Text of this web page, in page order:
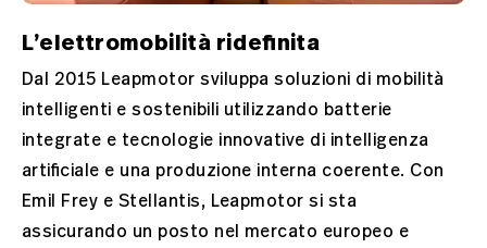
L’elettromobilità ridefinita
Dal 2015 Leapmotor sviluppa soluzioni di mobilità
intelligenti e sostenibili utilizzando batterie
integrate e tecnologie innovative di intelligenza
artificiale e una produzione interna coerente. Con
Emil Frey e Stellantis, Leapmotor si sta
assicurando un posto nel mercato europeo e